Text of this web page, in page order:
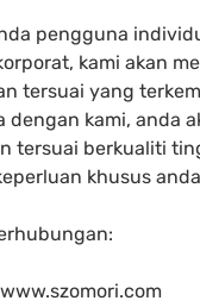
pengguna
kami akan
tersuai yang
dengan kami, anda
tersuai berkualiti
khusus